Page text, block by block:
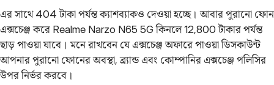
এর সাথে 404 টাকা পর্যন্ত ক্যাশব্যাকও দেওয়া হচ্ছে। আবার পুরানো ফোন
এক্সচেঞ্জ করে Realme Narzo N65 5G কিনলে 12,800 টাকার পর্যন্ত
ছাড় পাওয়া যাবে। মনে রাখবেন যে এক্সচেঞ্জ অফারে পাওয়া ডিসকাউন্ট
আপনার পুরানো ফোনের অবস্থা, ব্র্যান্ড এবং কোম্পানির এক্সচেঞ্জ পলিসির
উপর নির্ভর করবে।